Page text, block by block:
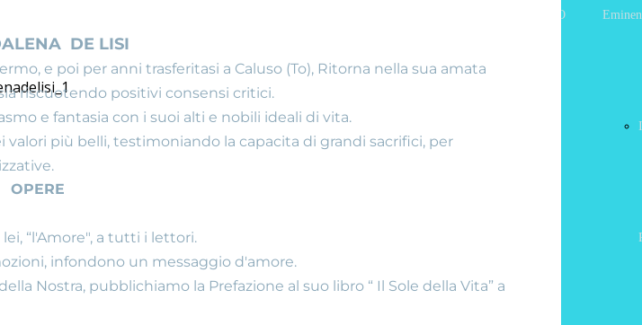
COSTITUTIVO
ORGANI
Genealogia di Borgetto di
ANTONINO
I
DE LISI
e poi per anni trasferitasi a Caluso (To), Ritorna nella sua amata
riscuotendo positivi consensi critici.
e fantasia con i suoi alti e nobili ideali di vita.
più belli, testimoniando la capacita di grandi sacrifici, per
OPERE
“l'Amore", a tutti i lettori.
infondono un messaggio d'amore.
Nostra, pubblichiamo la Prefazione al suo libro “ Il Sole della Vita” a